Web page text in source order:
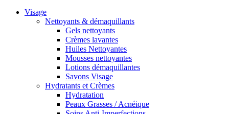
Visage
Nettoyants & démaquillants
Gels nettoyants
Crèmes lavantes
Huiles Nettoyantes
Mousses nettoyantes
Lotions démaquillantes
Savons Visage
Hydratants et Crèmes
Hydratation
Peaux Grasses / Acnéique